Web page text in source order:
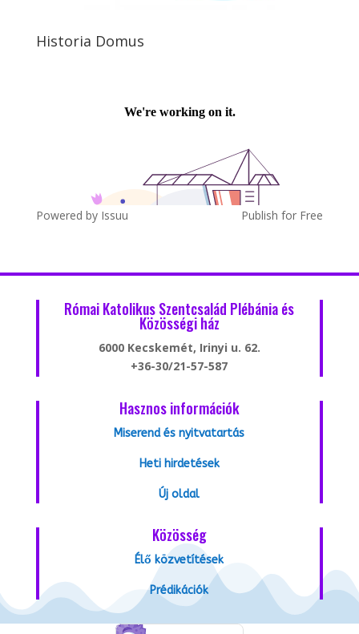
Historia Domus
Powered by Issuu Publish for Free
Római Katolikus Szentcsalád Plébánia és
Közösségi ház
6000 Kecskemét, Irinyi u. 62.
+36-30/21-57-587
Hasznos információk
Miserend és nyitvatartás
Heti hirdetések
Új oldal
Közösség
Élő közvetítések
Prédikációk